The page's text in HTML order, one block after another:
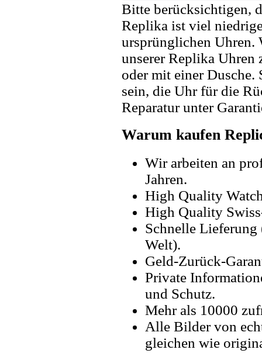
Bitte berücksichtigen,
Replika ist viel
ursprünglichen Uhren.
unserer Replika Uhren
oder mit einer
sein, die Uhr für die
Reparatur unter
Warum kaufen
Wir arbeiten an
Jahren.
High Quality
High Quality
Schnelle Lieferung
Welt).
Geld-Zurück-
Private
und Schutz.
Mehr als 10000
Alle Bilder von
gleichen wie